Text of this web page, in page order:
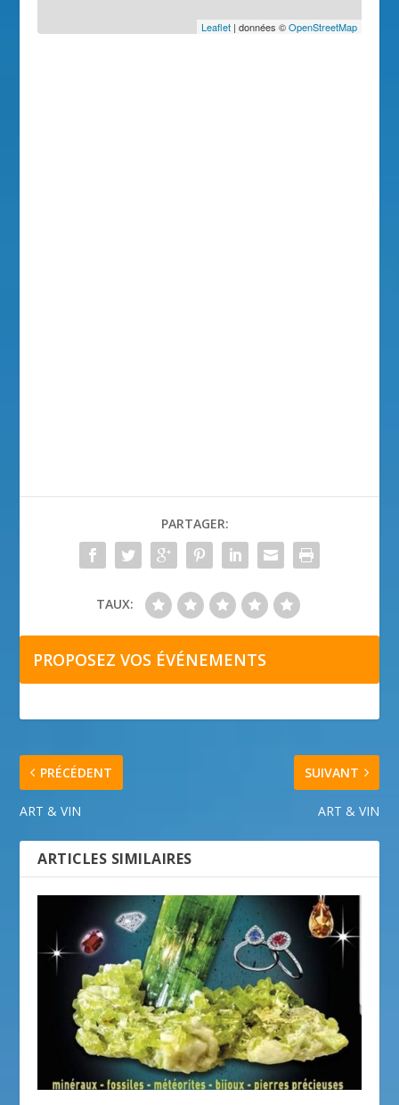
Leaflet| données ©OpenStreetMap
PARTAGER:
TAUX:
PROPOSEZ VOS ÉVÉNEMENTS
PRÉCÉDENT
ART & VIN
SUIVANT
ART & VIN
ARTICLES SIMILAIRES